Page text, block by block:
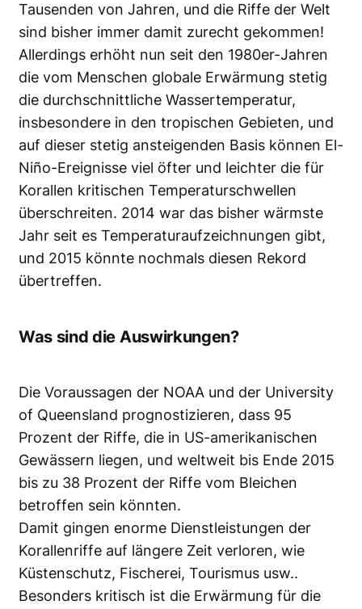
Tausenden von Jahren, und die Riffe der Welt
sind bisher immer damit zurecht gekommen!
Allerdings erhöht nun seit den 1980er-Jahren
die vom Menschen globale Erwärmung stetig
die durchschnittliche Wassertemperatur,
insbesondere in den tropischen Gebieten, und
auf dieser stetig ansteigenden Basis können El-
Niño-Ereignisse viel öfter und leichter die für
Korallen kritischen Temperaturschwellen
überschreiten. 2014 war das bisher wärmste
Jahr seit es Temperaturaufzeichnungen gibt,
und 2015 könnte nochmals diesen Rekord
übertreffen.
Was sind die Auswirkungen?
Die Voraussagen der NOAA und der University
of Queensland prognostizieren, dass 95
Prozent der Riffe, die in US-amerikanischen
Gewässern liegen, und weltweit bis Ende 2015
bis zu 38 Prozent der Riffe vom Bleichen
betroffen sein könnten.
Damit gingen enorme Dienstleistungen der
Korallenriffe auf längere Zeit verloren, wie
Küstenschutz, Fischerei, Tourismus usw..
Besonders kritisch ist die Erwärmung für die